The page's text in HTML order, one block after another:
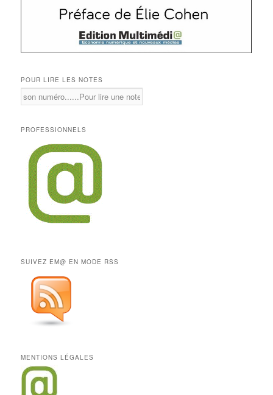
POUR LIRE LES NOTES
PROFESSIONNELS
SUIVEZ EM@ EN MODE RSS
MENTIONS LÉGALES